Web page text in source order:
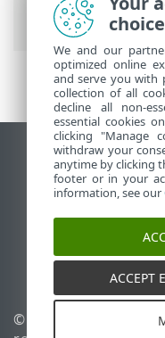
συνδεδεμένων
Προβολή
End of Life
Γνωσιακή βάση
Ομάδα συζήτησης
ESET Status Portal
Τοπική
© 1992 - 2025 ESET,
choice
We and our
optimized online
and serve you with
collection of all
decline all non-
essential cookies
clicking "Manage
withdraw your
anytime by clicking
footer or in your
information, see our
ACCEPT